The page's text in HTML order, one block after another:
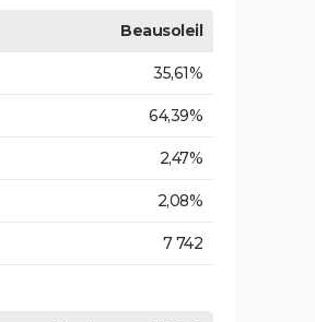
Beausoleil
35,61%
64,39%
2,47%
2,08%
7 742